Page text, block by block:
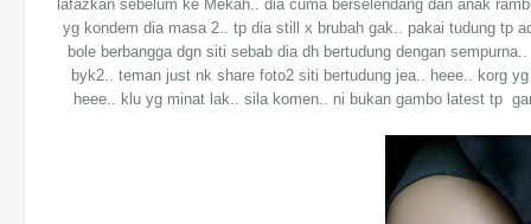
lafazkan sebelum ke Mekah.. dia cuma berselendang dan anak
yg kondem dia masa 2.. tp dia still x brubah gak.. pakai tudung tp
bole berbangga dgn siti sebab dia dh bertudung dengan
byk2.. teman just nk share foto2 siti bertudung jea.. heee.. korg
heee.. klu yg minat lak.. sila komen.. ni bukan gambo latest tp